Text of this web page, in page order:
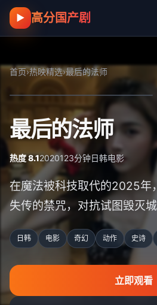
▶ 高分国产剧
首页›热映精选›最后的法师
最后的法师
热度 8.12020123分钟日韩电影
在魔法被科技取代的2025年
失传的禁咒，对抗试图毁灭城
日韩 电影 奇幻 动作 史诗
立即观看